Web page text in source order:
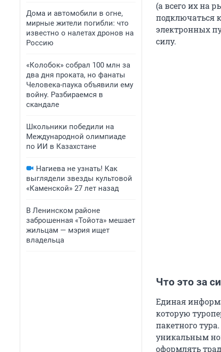
Дома и автомобили в огне,
мирные жители погибли: что
известно о налетах дронов на
Россию
«Колобок» собрал 100 млн за
два дня проката, но фанаты
Человека-паука объявили ему
войну. Разбираемся в
скандале
Школьники победили на
Международной олимпиаде
по ИИ в Казахстане
Нагиева не узнать! Как
выглядели звезды культовой
«Каменской» 27 лет назад
В Ленинском районе
заброшенная «Тойота» мешает
жильцам — мэрия ищет
владельца
(а всего их на
подключаться
электронных
силу.
Что это за
Единая
которую
пакетного
уникальным
оформлять